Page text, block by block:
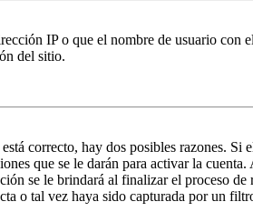
IP o que el nombre de usuario con
del sitio.
correcto, hay dos posibles razones.
que se le darán para activar la
se le brindará al finalizar el proceso
o tal vez haya sido capturada por un